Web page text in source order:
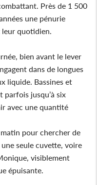
Près de 1 500
une pénurie
quotidien.
bien avant le lever
dans de longues
liquide. Bassines et
parfois jusqu’à six
avec une quantité
pour chercher de
une seule cuvette, voire
visiblement
épuisante.